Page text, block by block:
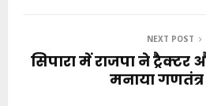
NEXT POST
सिपारा में राजपा ने
मनाया